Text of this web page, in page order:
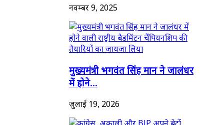
नवम्बर 9, 2025
मुख्यमंत्री भगवंत सिंह मान ने जालंधर
में होने...
जुलाई 19, 2026